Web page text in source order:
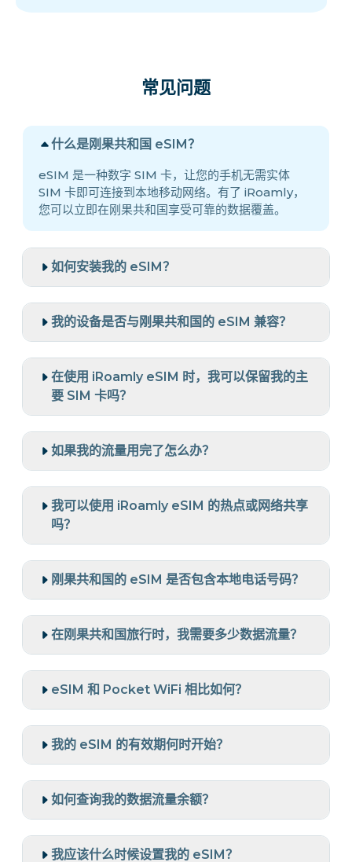
常见问题
什么是刚果共和国 eSIM？
eSIM 是一种数字 SIM 卡，让您的手机无需实体
SIM 卡即可连接到本地移动网络。有了 iRoamly，
您可以立即在刚果共和国享受可靠的数据覆盖。
如何安装我的 eSIM？
我的设备是否与刚果共和国的 eSIM 兼容？
在使用 iRoamly eSIM 时，我可以保留我的主
要 SIM 卡吗？
如果我的流量用完了怎么办？
我可以使用 iRoamly eSIM 的热点或网络共享
吗？
刚果共和国的 eSIM 是否包含本地电话号码？
在刚果共和国旅行时，我需要多少数据流量？
eSIM 和 Pocket WiFi 相比如何？
我的 eSIM 的有效期何时开始？
如何查询我的数据流量余额？
我应该什么时候设置我的 eSIM？